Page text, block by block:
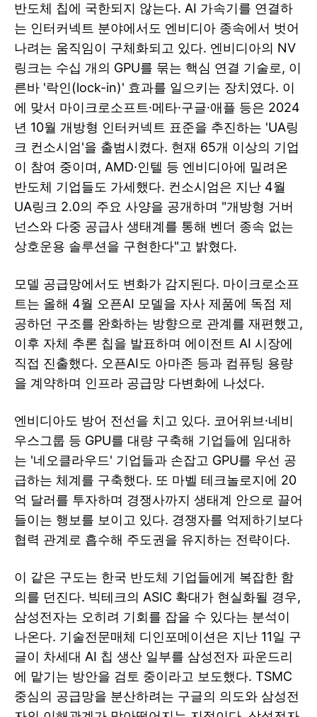
반도체 칩에 국한되지 않는다. AI 가속기를 연결하
는 인터커넥트 분야에서도 엔비디아 종속에서 벗어
나려는 움직임이 구체화되고 있다. 엔비디아의 NV
링크는 수십 개의 GPU를 묶는 핵심 연결 기술로, 이
른바 '락인(lock-in)' 효과를 일으키는 장치였다. 이
에 맞서 마이크로소프트·메타·구글·애플 등은 2024
년 10월 개방형 인터커넥트 표준을 추진하는 'UA링
크 컨소시엄'을 출범시켰다. 현재 65개 이상의 기업
이 참여 중이며, AMD·인텔 등 엔비디아에 밀려온
반도체 기업들도 가세했다. 컨소시엄은 지난 4월
UA링크 2.0의 주요 사양을 공개하며 "개방형 거버
넌스와 다중 공급사 생태계를 통해 벤더 종속 없는
상호운용 솔루션을 구현한다"고 밝혔다.
모델 공급망에서도 변화가 감지된다. 마이크로소프
트는 올해 4월 오픈AI 모델을 자사 제품에 독점 제
공하던 구조를 완화하는 방향으로 관계를 재편했고,
이후 자체 추론 칩을 발표하며 에이전트 AI 시장에
직접 진출했다. 오픈AI도 아마존 등과 컴퓨팅 용량
을 계약하며 인프라 공급망 다변화에 나섰다.
엔비디아도 방어 전선을 치고 있다. 코어위브·네비
우스그룹 등 GPU를 대량 구축해 기업들에 임대하
는 '네오클라우드' 기업들과 손잡고 GPU를 우선 공
급하는 체계를 구축했다. 또 마벨 테크놀로지에 20
억 달러를 투자하며 경쟁사까지 생태계 안으로 끌어
들이는 행보를 보이고 있다. 경쟁자를 억제하기보다
협력 관계로 흡수해 주도권을 유지하는 전략이다.
이 같은 구도는 한국 반도체 기업들에게 복잡한 함
의를 던진다. 빅테크의 ASIC 확대가 현실화될 경우,
삼성전자는 오히려 기회를 잡을 수 있다는 분석이
나온다. 기술전문매체 디인포메이션은 지난 11일 구
글이 차세대 AI 칩 생산 일부를 삼성전자 파운드리
에 맡기는 방안을 검토 중이라고 보도했다. TSMC
중심의 공급망을 분산하려는 구글의 의도와 삼성전